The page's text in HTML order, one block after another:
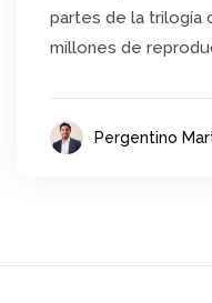
partes de la trilogía
millones de
Pergentino